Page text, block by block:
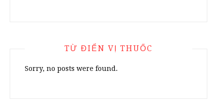
TỪ ĐIỂN VỊ THUỐC
Sorry, no posts were found.